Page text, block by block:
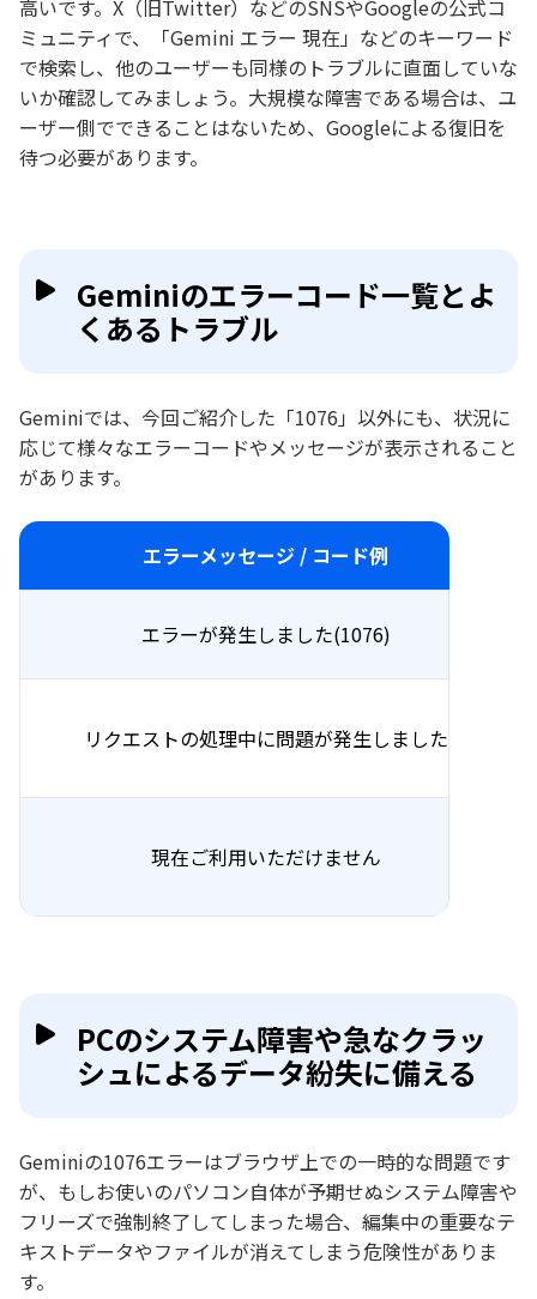
高いです。X（旧Twitter）などのSNSやGoogleの公式コ
ミュニティで、「Gemini エラー 現在」などのキーワード
で検索し、他のユーザーも同様のトラブルに直面していな
いか確認してみましょう。大規模な障害である場合は、ユ
ーザー側でできることはないため、Googleによる復旧を
待つ必要があります。
Geminiのエラーコード一覧とよ
くあるトラブル
Geminiでは、今回ご紹介した「1076」以外にも、状況に
応じて様々なエラーコードやメッセージが表示されること
があります。
エラーメッセージ / コード例
エラーが発生しました(1076)
リクエストの処理中に問題が発生しました
現在ご利用いただけません
PCのシステム障害や急なクラッ
シュによるデータ紛失に備える
Geminiの1076エラーはブラウザ上での一時的な問題です
が、もしお使いのパソコン自体が予期せぬシステム障害や
フリーズで強制終了してしまった場合、編集中の重要なテ
キストデータやファイルが消えてしまう危険性がありま
す。